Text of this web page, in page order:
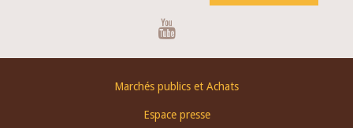
Marchés publics et Achats
Espace presse